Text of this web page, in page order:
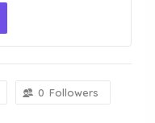
0 Followers